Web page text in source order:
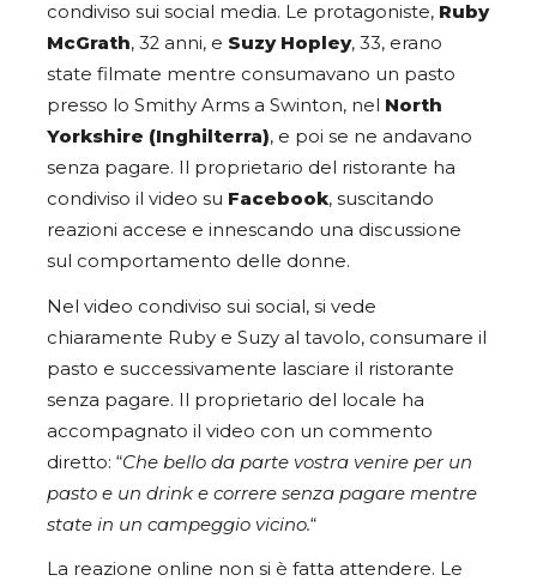
condiviso sui social media. Le protagoniste, Ruby
McGrath, 32 anni, e Suzy Hopley, 33, erano
state filmate mentre consumavano un pasto
presso lo Smithy Arms a Swinton, nel North
Yorkshire (Inghilterra), e poi se ne andavano
senza pagare. Il proprietario del ristorante ha
condiviso il video su Facebook, suscitando
reazioni accese e innescando una discussione
sul comportamento delle donne.
Nel video condiviso sui social, si vede
chiaramente Ruby e Suzy al tavolo, consumare il
pasto e successivamente lasciare il ristorante
senza pagare. Il proprietario del locale ha
accompagnato il video con un commento
diretto: “Che bello da parte vostra venire per un
pasto e un drink e correre senza pagare mentre
state in un campeggio vicino.“
La reazione online non si è fatta attendere. Le